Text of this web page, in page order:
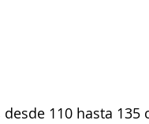
110 hasta